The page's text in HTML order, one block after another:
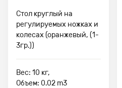
Стол круглый на
регулируемых ножках и
колесах (оранжевый, (1-
3гр.))
Вес: 10 кг,
Объем: 0.02 m3